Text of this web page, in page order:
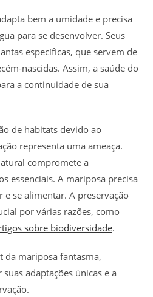
bem a umidade e precisa
para se desenvolver. Seus
específicas, que servem de
nascidas. Assim, a saúde do
a continuidade de sua
de habitats devido ao
representa uma ameaça.
compromete a
essenciais. A mariposa precisa
e se alimentar. A preservação
por várias razões, como
sobre biodiversidade.
da mariposa fantasma,
adaptações únicas e a